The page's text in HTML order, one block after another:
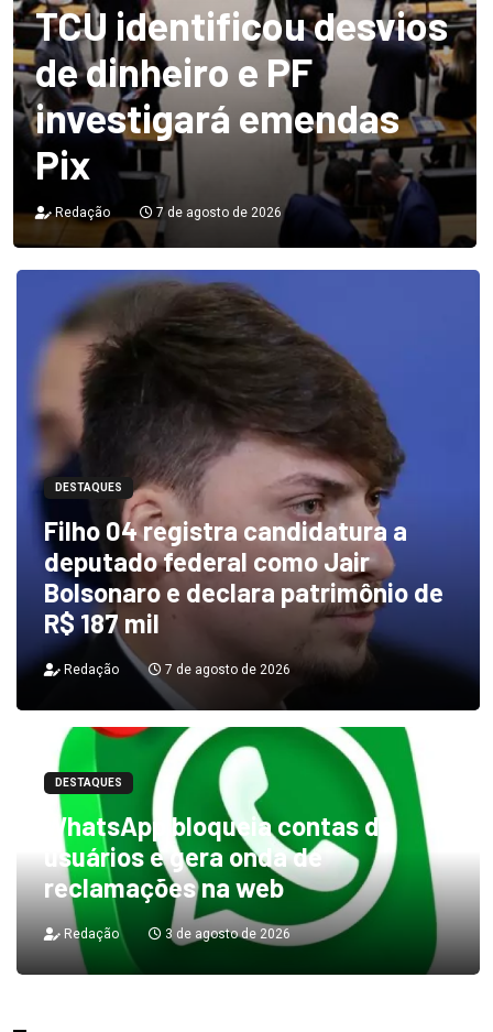
TCU identificou desvios
de dinheiro e PF
investigará emendas
Pix
Redação 7 de agosto de 2026
DESTAQUES
Filho 04 registra candidatura a
deputado federal como Jair
Bolsonaro e declara patrimônio de
R$ 187 mil
Redação 7 de agosto de 2026
DESTAQUES
WhatsApp bloqueia contas de
usuários e gera onda de
reclamações na web
Redação 3 de agosto de 2026